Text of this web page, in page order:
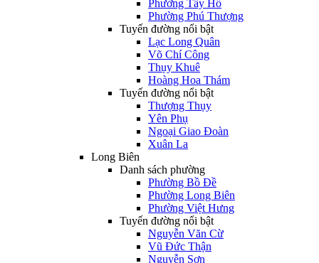
Phường Tây Hồ
Phường Phú Thượng
Tuyến đường nổi bật
Lạc Long Quân
Võ Chí Công
Thụy Khuê
Hoàng Hoa Thám
Tuyến đường nổi bật
Thượng Thụy
Yên Phụ
Ngoại Giao Đoàn
Xuân La
Long Biên
Danh sách phường
Phường Bồ Đề
Phường Long Biên
Phường Việt Hưng
Tuyến đường nổi bật
Nguyễn Văn Cừ
Vũ Đức Thận
Nguyễn Sơn